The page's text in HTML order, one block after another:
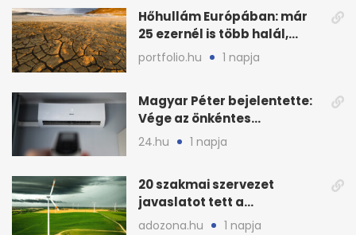
Hőhullám Európában: már
25 ezernél is több halál,
folytatódhat
portfolio.hu 1 napja
Magyar Péter bejelentette:
Vége az önkéntes
fogyasztáscsökkentésnek
24.hu 1 napja
20 szakmai szervezet
javaslatot tett a
fenntartható szélenergia-
adozona.hu 1 napja